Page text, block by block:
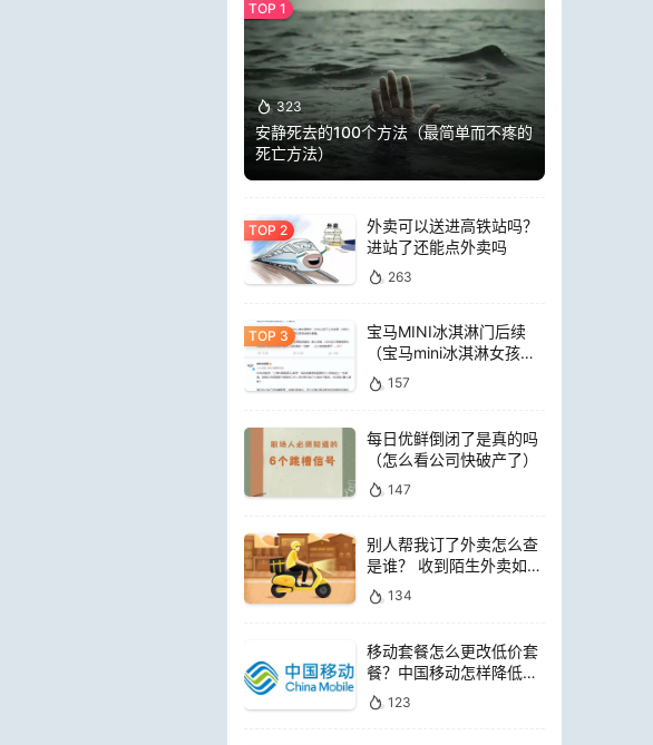
323
安静死去的100个方法（最简单而不疼的
死亡方法）
外卖可以送进高铁站吗？
进站了还能点外卖吗
263
宝马MINI冰淇淋门后续
（宝马mini冰淇淋女孩员
工）157
每日优鲜倒闭了是真的吗
（怎么看公司快破产了）
147
别人帮我订了外卖怎么查
是谁？ 收到陌生外卖如何
查询是谁点的
134
移动套餐怎么更改低价套
餐？中国移动怎样降低套
餐费用
123